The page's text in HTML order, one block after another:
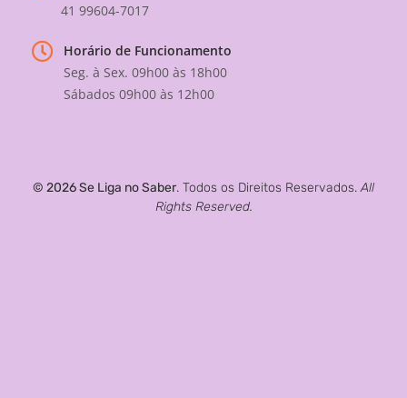
41 99604-7017
Horário de Funcionamento
Seg. à Sex. 09h00 às 18h00
Sábados 09h00 às 12h00
© 2026 Se Liga no Saber. Todos os Direitos Reservados.All
Rights Reserved.